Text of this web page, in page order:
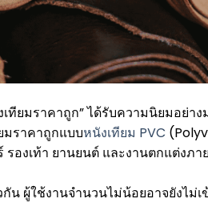
ทียมราคาถูก” ได้รับความนิยมอย่า
มราคาถูกแบบหนังเทียม PVC
รองเท้า ยานยนต์ และงานตกแต่ง
น ผู้ใช้งานจำนวนไม่น้อยอาจยังไม่